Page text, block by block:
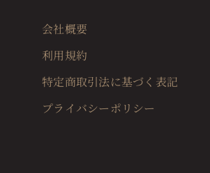
会社概要
利用規約
特定商取引法に基づく表記
プライバシーポリシー